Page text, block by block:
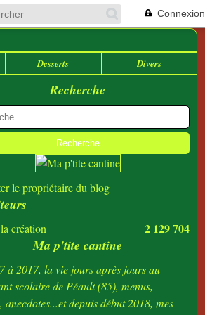
Connexion
Desserts Divers
Recherche
le propriétaire du blog
création 2 129 704
Ma p'tite cantine
à 2017, la vie jours après jours au
scolaire de Péault (85), menus,
anecdotes...et depuis début 2018, mes